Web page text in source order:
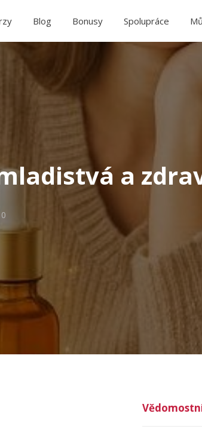
Blog Bonusy Spolupráce
a
0